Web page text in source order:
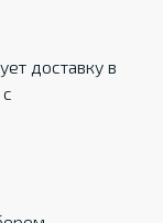
доставку в